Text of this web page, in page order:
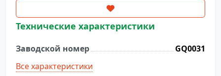
сливной
(выпускной)
O-
2
Технические характеристики
Заводской номер
GQ0031
Все характеристики